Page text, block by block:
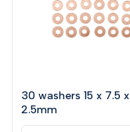
30 washers 15 x 7.5 x
2.5mm